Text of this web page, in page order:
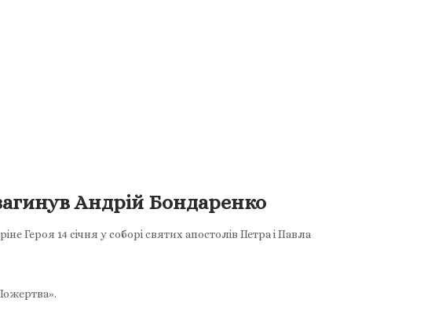
Андрій Бондаренко
Героя 14 січня у соборі святих апостолів Петра і Павла